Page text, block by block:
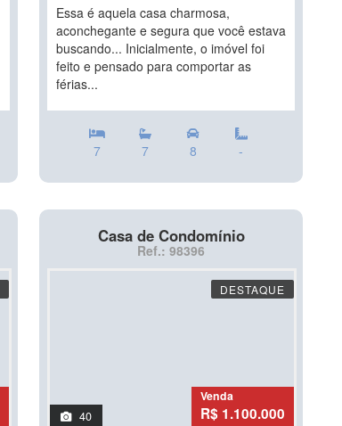
Essa é aquela casa charmosa,
aconchegante e segura que você estava
buscando... Inicialmente, o imóvel foi
feito e pensado para comportar as
férias...
7 7 8 -
Casa de Condomínio
Ref.: 98396
DESTAQUE
40
Venda
R$ 1.100.000